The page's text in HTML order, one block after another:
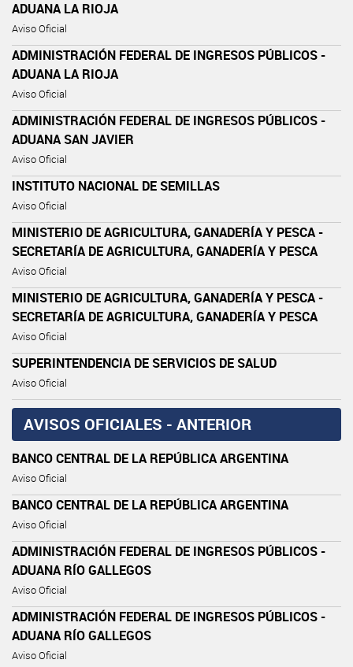
ADUANA LA RIOJA
Aviso Oficial
ADMINISTRACIÓN FEDERAL DE INGRESOS PÚBLICOS -
ADUANA LA RIOJA
Aviso Oficial
ADMINISTRACIÓN FEDERAL DE INGRESOS PÚBLICOS -
ADUANA SAN JAVIER
Aviso Oficial
INSTITUTO NACIONAL DE SEMILLAS
Aviso Oficial
MINISTERIO DE AGRICULTURA, GANADERÍA Y PESCA -
SECRETARÍA DE AGRICULTURA, GANADERÍA Y PESCA
Aviso Oficial
MINISTERIO DE AGRICULTURA, GANADERÍA Y PESCA -
SECRETARÍA DE AGRICULTURA, GANADERÍA Y PESCA
Aviso Oficial
SUPERINTENDENCIA DE SERVICIOS DE SALUD
Aviso Oficial
AVISOS OFICIALES - ANTERIOR
BANCO CENTRAL DE LA REPÚBLICA ARGENTINA
Aviso Oficial
BANCO CENTRAL DE LA REPÚBLICA ARGENTINA
Aviso Oficial
ADMINISTRACIÓN FEDERAL DE INGRESOS PÚBLICOS -
ADUANA RÍO GALLEGOS
Aviso Oficial
ADMINISTRACIÓN FEDERAL DE INGRESOS PÚBLICOS -
ADUANA RÍO GALLEGOS
Aviso Oficial